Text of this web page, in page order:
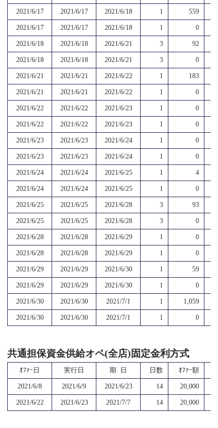
2021/6/17 2021/6/17 2021/6/18 1 559
2021/6/17 2021/6/17 2021/6/18 1 0
2021/6/18 2021/6/18 2021/6/21 3 92
2021/6/18 2021/6/18 2021/6/21 3 0
2021/6/21 2021/6/21 2021/6/22 1 183
2021/6/21 2021/6/21 2021/6/22 1 0
2021/6/22 2021/6/22 2021/6/23 1 0
2021/6/22 2021/6/22 2021/6/23 1 0
2021/6/23 2021/6/23 2021/6/24 1 0
2021/6/23 2021/6/23 2021/6/24 1 0
2021/6/24 2021/6/24 2021/6/25 1 4
2021/6/24 2021/6/24 2021/6/25 1 0
2021/6/25 2021/6/25 2021/6/28 3 93
2021/6/25 2021/6/25 2021/6/28 3 0
2021/6/28 2021/6/28 2021/6/29 1 0
2021/6/28 2021/6/28 2021/6/29 1 0
2021/6/29 2021/6/29 2021/6/30 1 59
2021/6/29 2021/6/29 2021/6/30 1 0
2021/6/30 2021/6/30 2021/7/1 1 1,059
2021/6/30 2021/6/30 2021/7/1 1 0
共通担保資金供給オペ(全店)固定金利方式
ｵﾌｧｰ日 実行日 期 日 日数 ｵﾌｧｰ額
2021/6/8 2021/6/9 2021/6/23 14 20,000
2021/6/22 2021/6/23 2021/7/7 14 20,000